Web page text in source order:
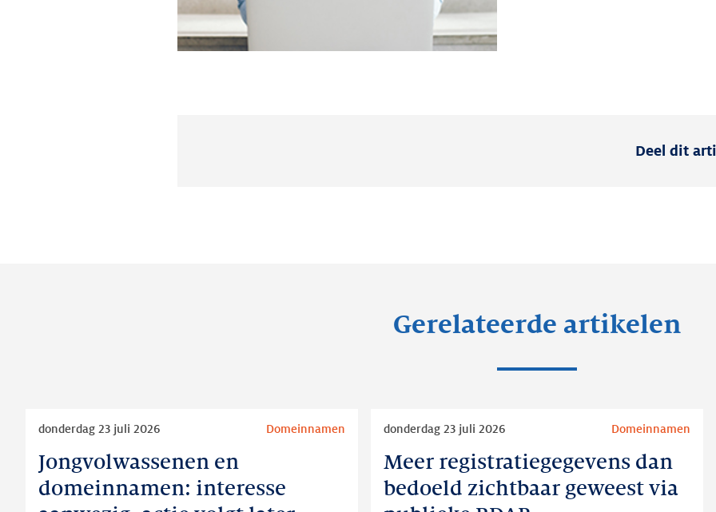
Deel dit
Gerelateerde artikelen
Jongvolwassenen en
domeinnamen: interesse
donderdag 23 juli 2026 Domeinnamen
Jongvolwassenen
domeinnamen:
Meer registratiegegevens dan
bedoeld zichtbaar geweest via
donderdag 23 juli 2026 Domeinnamen
Meer
registratiegegevens
dan